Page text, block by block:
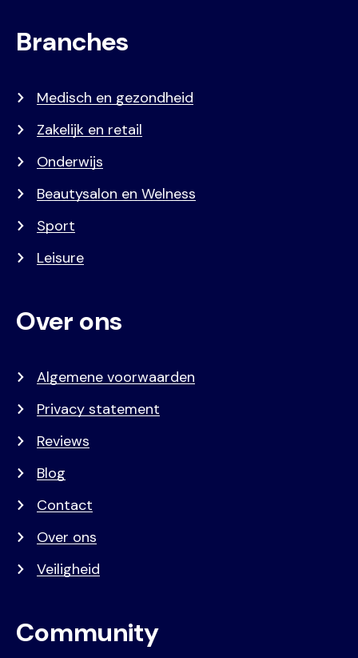
Branches
Medisch en gezondheid
Zakelijk en retail
Onderwijs
Beautysalon en Welness
Sport
Leisure
Over ons
Algemene voorwaarden
Privacy statement
Reviews
Blog
Contact
Over ons
Veiligheid
Community